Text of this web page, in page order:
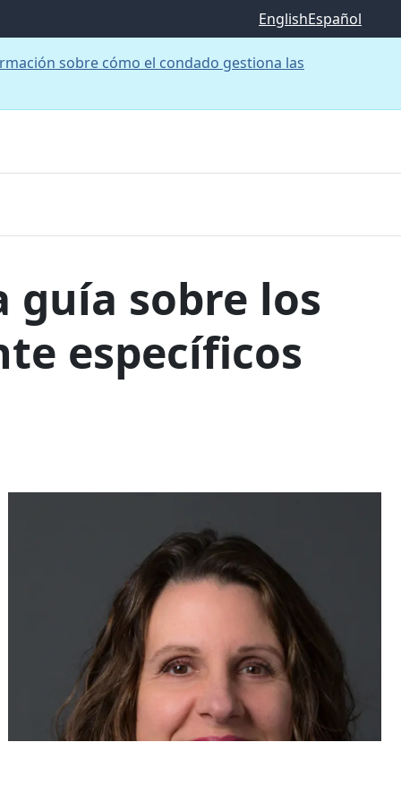
EnglishEspañol
sobre cómo el condado gestiona las
guía sobre los
específicos